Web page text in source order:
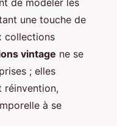
une touche de
collections
vintage ne se
; elles
réinvention,
à se